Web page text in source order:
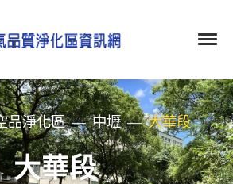
品淨化區 中壢 大華段
大華段